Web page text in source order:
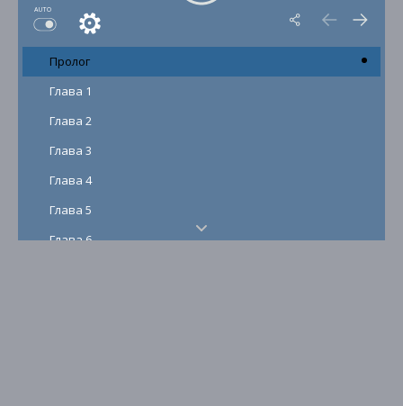
AUTO
Пролог
Глава 1
Глава 2
Глава 3
Глава 4
Глава 5
Глава 6